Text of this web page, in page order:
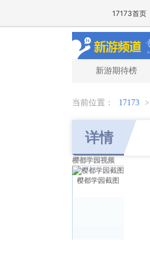
17173首页
新游期待榜
当前位置： 17173 >
详情
樱都学园视频
樱都学园截图